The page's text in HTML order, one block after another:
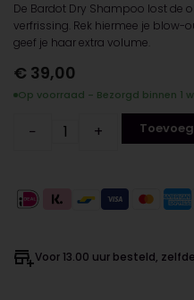
De Bardot Dry Shampoo lost de
verfrissing. Rek hiermee je blow-
geef je haar extra volume.
€ 39,00
Op voorraad - Bezorgd binnen 1
− +
Voor 13.00 uur besteld,